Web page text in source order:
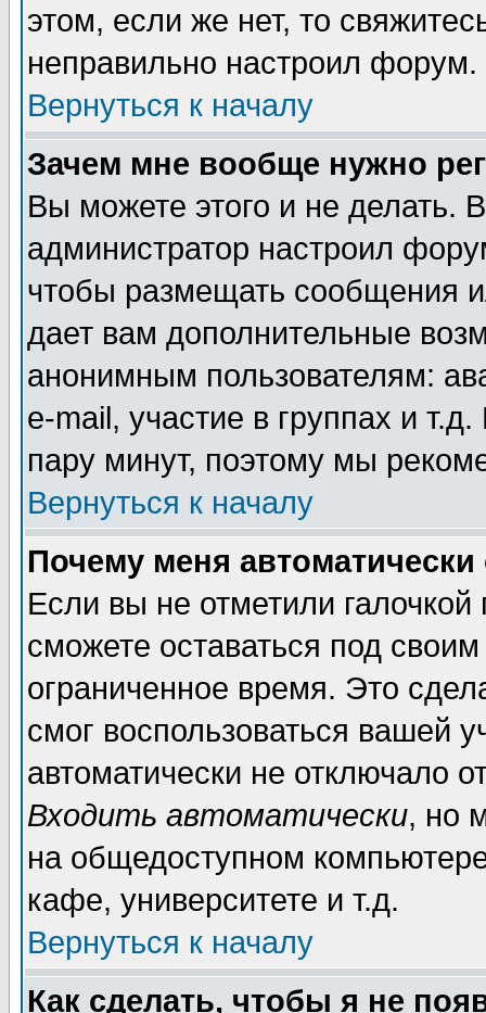
этом, если же нет, то
неправильно настроил форум.
Вернуться к началу
Зачем мне вообще нужно
Вы можете этого и не делать.
администратор настроил
чтобы размещать сообщения
дает вам дополнительные
анонимным пользователям:
e-mail, участие в группах и
пару минут, поэтому мы
Вернуться к началу
Почему меня автоматически
Если вы не отметили галочкой
сможете оставаться под
ограниченное время. Это
смог воспользоваться вашей
автоматически не отключало
Входить автоматически, но
на общедоступном
кафе, университете и т.д.
Вернуться к началу
Как сделать, чтобы я не